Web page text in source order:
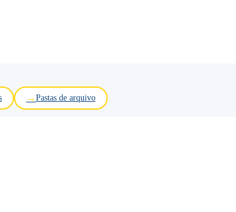
Pastas de arquivo